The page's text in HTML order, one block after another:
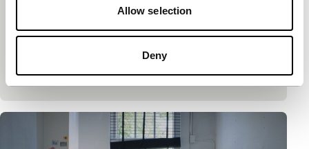
Allow selection
Deny
In herinnering: Yervan Gianikian
(1942–2026)
Niet gecategoriseerd